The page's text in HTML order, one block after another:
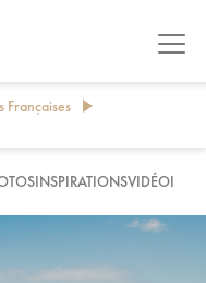
Françaises
INSPIRATIONSVIDÉO
PROJET DE VOYAGE